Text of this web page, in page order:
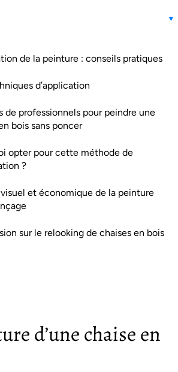
de la peinture : conseils pratiques
d’application
de professionnels pour peindre une
bois sans poncer
opter pour cette méthode de
?
et économique de la peinture
sur le relooking de chaises en bois
d’une chaise en